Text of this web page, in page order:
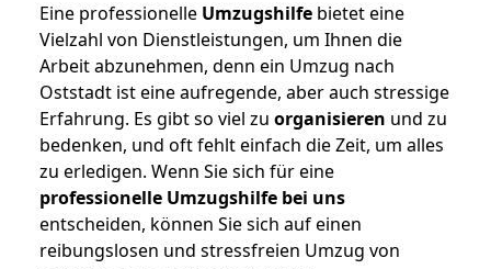
Eine professionelle Umzugshilfe bietet eine
Vielzahl von Dienstleistungen, um Ihnen die
Arbeit abzunehmen, denn ein Umzug nach
Oststadt ist eine aufregende, aber auch stressige
Erfahrung. Es gibt so viel zu organisieren und zu
bedenken, und oft fehlt einfach die Zeit, um alles
zu erledigen. Wenn Sie sich für eine
professionelle Umzugshilfe bei uns
entscheiden, können Sie sich auf einen
reibungslosen und stressfreien Umzug von